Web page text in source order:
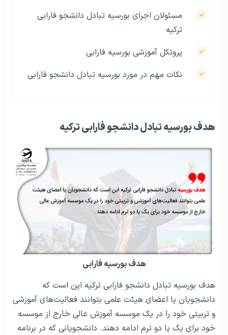
مسئولان اجرای بورسیه تبادل دانشجو فارابی
ترکیه
پروتکل آموزشی بورسیه فارابی
نکات مهم در مورد بورسیه تبادل دانشجو فارابی
هدف بورسیه تبادل دانشجو فارابی ترکیه
هدف بورسیه فارابی
هدف بورسیه تبادل دانشجو فارابی ترکیه این است که
دانشجویان یا اعضای هیئت علمی بتوانند فعالیت‌های آموزشی
و تربیتی خود را در یک موسسه آموزش عالی خارج از موسسه
خود برای یک یا دو ترم ادامه دهند. دانشجویانی که در برنامه